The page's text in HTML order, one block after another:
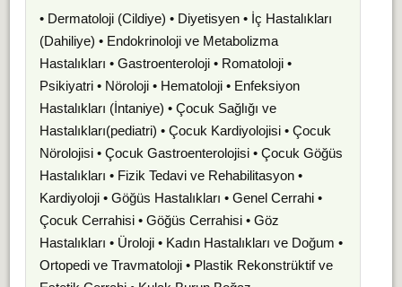
• Dermatoloji (Cildiye) • Diyetisyen • İç Hastalıkları
(Dahiliye) • Endokrinoloji ve Metabolizma
Hastalıkları • Gastroenteroloji • Romatoloji •
Psikiyatri • Nöroloji • Hematoloji • Enfeksiyon
Hastalıkları (İntaniye) • Çocuk Sağlığı ve
Hastalıkları(pediatri) • Çocuk Kardiyolojisi • Çocuk
Nörolojisi • Çocuk Gastroenterolojisi • Çocuk Göğüs
Hastalıkları • Fizik Tedavi ve Rehabilitasyon •
Kardiyoloji • Göğüs Hastalıkları • Genel Cerrahi •
Çocuk Cerrahisi • Göğüs Cerrahisi • Göz
Hastalıkları • Üroloji • Kadın Hastalıkları ve Doğum •
Ortopedi ve Travmatoloji • Plastik Rekonstrüktif ve